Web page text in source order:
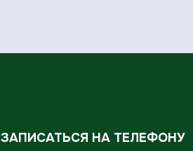
ЗАПИСАТЬСЯ НА ТЕЛЕФОНУ